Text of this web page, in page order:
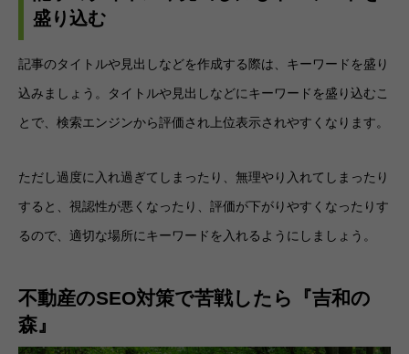
盛り込む
記事のタイトルや見出しなどを作成する際は、キーワードを盛り
込みましょう。タイトルや見出しなどにキーワードを盛り込むこ
とで、検索エンジンから評価され上位表示されやすくなります。
ただし過度に入れ過ぎてしまったり、無理やり入れてしまったり
すると、視認性が悪くなったり、評価が下がりやすくなったりす
るので、適切な場所にキーワードを入れるようにしましょう。
不動産のSEO対策で苦戦したら『吉和の
森』